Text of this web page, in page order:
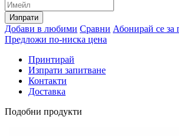
Изпрати
Добави в любими Сравни Абонирай се за
Предложи по-ниска цена
Принтирай
Изпрати запитване
Контакти
Доставка
Подобни продукти